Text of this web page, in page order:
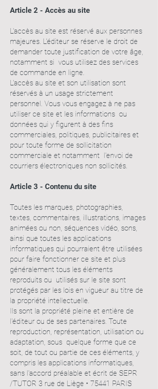
Article 2 - Accès au site
L'accès au site est réservé aux personnes
majeures. L'éditeur se réserve le droit de
demander toute justification de votre âge,
notamment si vous utilisez des services
de commande en ligne.
L'accès au site et son utilisation sont
réservés à un usage strictement
personnel. Vous vous engagez à ne pas
utiliser ce site et les informations ou
données qui y figurent à des fins
commerciales, politiques, publicitaires et
pour toute forme de sollicitation
commerciale et notamment l'envoi de
courriers électroniques non sollicités.
Article 3 - Contenu du site
Toutes les marques, photographies,
textes, commentaires, illustrations, images
animées ou non, séquences vidéo, sons,
ainsi que toutes les applications
informatiques qui pourraient être utilisées
pour faire fonctionner ce site et plus
généralement tous les éléments
reproduits ou utilisés sur le site sont
protégés par les lois en vigueur au titre de
la propriété intellectuelle.
Ils sont la propriété pleine et entière de
l'éditeur ou de ses partenaires. Toute
reproduction, représentation, utilisation ou
adaptation, sous quelque forme que ce
soit, de tout ou partie de ces éléments, y
compris les applications informatiques,
sans l'accord préalable et écrit de SEPR
/TUTOR 3 rue de Liège • 75441 PARIS